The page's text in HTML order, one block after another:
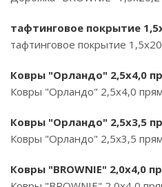
тафтинговое покрытие
тафтинговое покрытие
Ковры "Орландо" 2,5х4,0
Ковры "Орландо" 2,5х4,0
Ковры "Орландо" 2,5х3,5
Ковры "Орландо" 2,5х3,5
Ковры "BROWNIE" 2,0х4,0